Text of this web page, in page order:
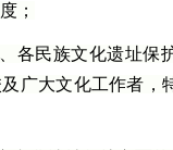
；
各民族文化遗址保
广大文化工作者，